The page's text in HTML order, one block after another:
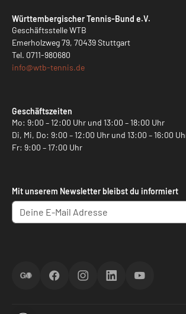
Württembergischer Tennis-Bund e.V.
Geschäftsstelle WTB
Emerholzweg 79, 70439 Stuttgart
Tel. 0711-980680
info@wtb-tennis.de
Geschäftszeiten
Mo: 9:00 – 12:00 Uhr und 13:00 – 18:00 Uhr
Di, Mi, Do: 9:00 – 12:00 Uhr und 13:00 – 16:00
Fr: 9:00 – 17:00 Uhr
Mit unserem Newsletter bleibst du informiert
ScoreGOFacebookInstagramLinkedInYouTube